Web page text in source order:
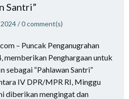
Santri”
/0comment(s)
– Puncak Penganugrahan
memberikan Penghargaan untuk
sebagai “Pahlawan Santri”
IV DPR/MPR RI, Minggu
diberikan mengingat dan